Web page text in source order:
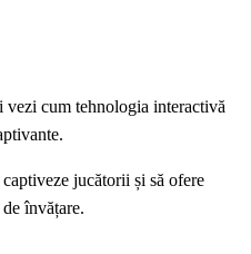
vezi cum tehnologia interactivă
jucătorii și să ofere
învățare.